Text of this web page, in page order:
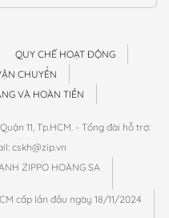
QUY CHẾ HOẠT ĐỘNG
CHUYỂN
VÀ HOÀN TIỀN
11, Tp.HCM. - Tổng đài hỗ trợ:
cskh@zip.vn
ZIPPO HOÀNG SA
cấp lần đầu ngày 18/11/2024